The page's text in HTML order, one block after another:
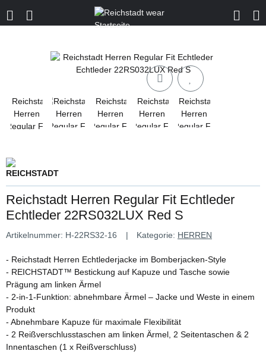
Reichstadt Herren Regular Fit Echtleder
Echtleder 22RS032LUX Red S
Artikelnummer: H-22RS32-16 Kategorie: HERREN
- Reichstadt Herren Echtlederjacke im Bomberjacken-Style
- REICHSTADT™ Bestickung auf Kapuze und Tasche sowie
Prägung am linken Ärmel
- 2-in-1-Funktion: abnehmbare Ärmel – Jacke und Weste in einem
Produkt
- Abnehmbare Kapuze für maximale Flexibilität
- 2 Reißverschlusstaschen am linken Ärmel, 2 Seitentaschen & 2
Innentaschen (1 x Reißverschluss)